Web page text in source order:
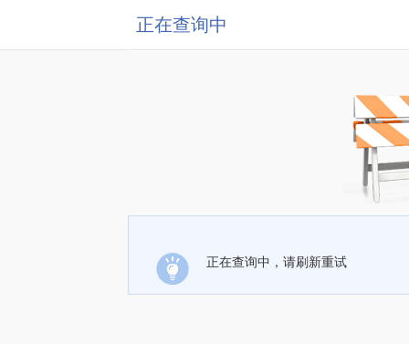
正在查询中
正在查询中，请刷新重试